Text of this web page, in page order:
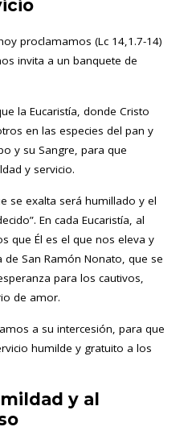
proclamamos (Lc 14,1.7-14)
invita a un banquete de
la Eucaristía, donde Cristo
en las especies del pan y
y su Sangre, para que
y servicio.
se exalta será humillado y el
En cada Eucaristía, al
que Él es el que nos eleva y
de San Ramón Nonato, que se
para los cautivos,
de amor.
a su intercesión, para que
humilde y gratuito a los
y al